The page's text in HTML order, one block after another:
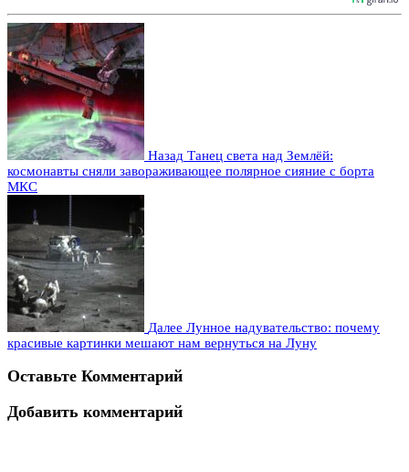
Назад Танец света над Землёй:
космонавты сняли завораживающее полярное сияние с борта
МКС
Далее Лунное надувательство: почему
красивые картинки мешают нам вернуться на Луну
Оставьте Комментарий
Добавить комментарий